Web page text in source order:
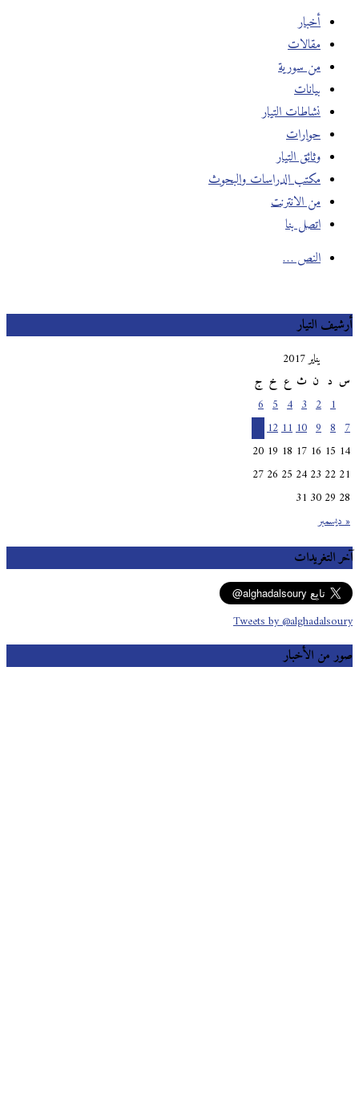
أخبار
مقالات
من سورية
بيانات
نشاطات التيار
حوارات
وثائق التيار
مكتب الدراسات والبحوث
من الانترنت
اتصل بنا
النص …
أرشيف التيار
يناير 2017
س
ث خ ج
« ديسمبر
10
11
12
13
14
15
16
17
18
19
20
21
22
23
24
25
26
27
28
29
30
31
آخر التغريدات
Tweets by @alghadalsoury
صور من الأخبار